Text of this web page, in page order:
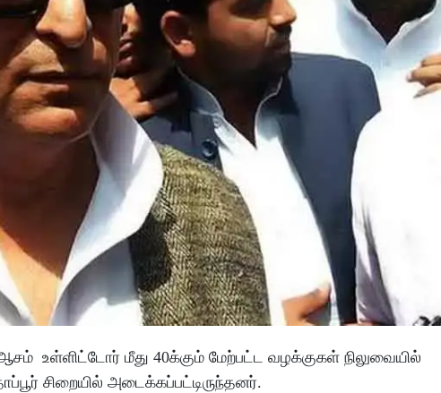
மீது 40க்கும் மேற்பட்ட வழக்குகள் நிலுவையில்
சிறையில் அடைக்கப்பட்டிருந்தனர்.